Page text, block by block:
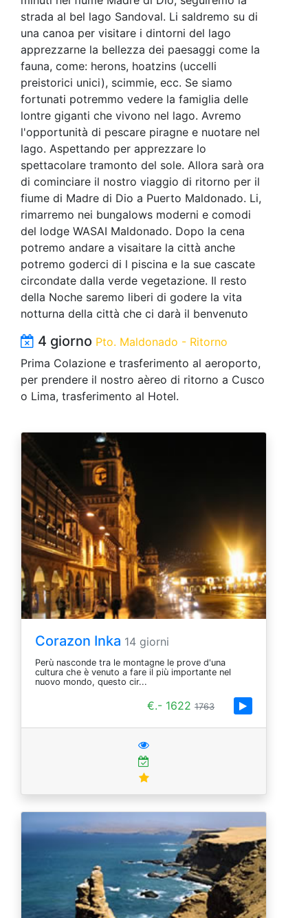
strada al bel lago Sandoval. Li saldremo su di
una canoa per visitare i dintorni del lago
apprezzarne la bellezza dei paesaggi come la
fauna, come: herons, hoatzins (uccelli
preistorici unici), scimmie, ecc. Se siamo
fortunati potremmo vedere la famiglia delle
lontre giganti che vivono nel lago. Avremo
l'opportunità di pescare piragne e nuotare nel
lago. Aspettando per apprezzare lo
spettacolare tramonto del sole. Allora sarà ora
di cominciare il nostro viaggio di ritorno per il
fiume di Madre di Dio a Puerto Maldonado. Li,
rimarremo nei bungalows moderni e comodi
del lodge WASAI Maldonado. Dopo la cena
potremo andare a visaitare la città anche
potremo goderci di l piscina e la sue cascate
circondate dalla verde vegetazione. Il resto
della Noche saremo liberi di godere la vita
notturna della città che ci darà il benvenuto
4 giorno Pto. Maldonado - Ritorno
Prima Colazione e trasferimento al aeroporto,
per prendere il nostro aèreo di ritorno a Cusco
o Lima, trasferimento al Hotel.
Corazon Inka 14 giorni
Perù nasconde tra le montagne le prove d'una
cultura che è venuto a fare il più importante nel
nuovo mondo, questo cir...
€.- 1622 1763